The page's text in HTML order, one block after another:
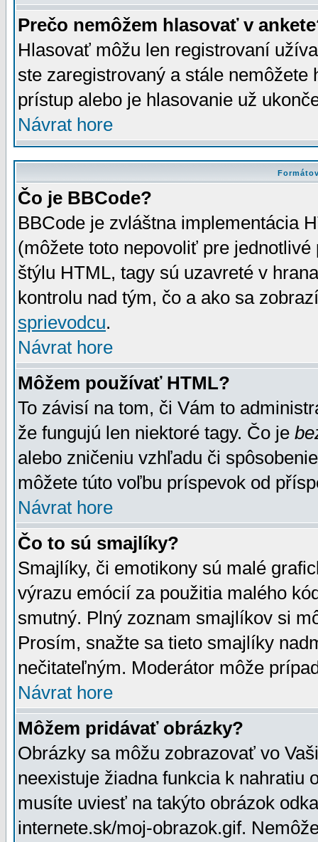
Prečo nemôžem hlasovať v
Hlasovať môžu len registrovaní
ste zaregistrovaný a stále
prístup alebo je hlasovanie už
Návrat hore
Čo je BBCode?
BBCode je zvláštna implementácia
(môžete toto nepovoliť pre
štýlu HTML, tagy sú uzavreté v
kontrolu nad tým, čo a ako sa
sprievodcu.
Návrat hore
Môžem používať HTML?
To závisí na tom, či Vám to
že fungujú len niektoré tagy. Čo je
alebo zničeniu vzhľadu či
môžete túto voľbu príspevok od
Návrat hore
Čo to sú smajlíky?
Smajlíky, či emotikony sú malé
výrazu emócií za použitia malého
smutný. Plný zoznam smajlíkov si
Prosím, snažte sa tieto smajlíky
nečitateľným. Moderátor môže
Návrat hore
Môžem pridávať obrázky?
Obrázky sa môžu zobrazovať vo
neexistuje žiadna funkcia k nahratiu
musíte uviesť na takýto obrázok
internete.sk/moj-obrazok.gif.